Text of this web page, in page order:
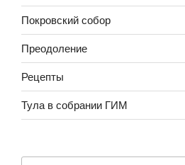
Покровский собор
Преодоление
Рецепты
Тула в собрании ГИМ